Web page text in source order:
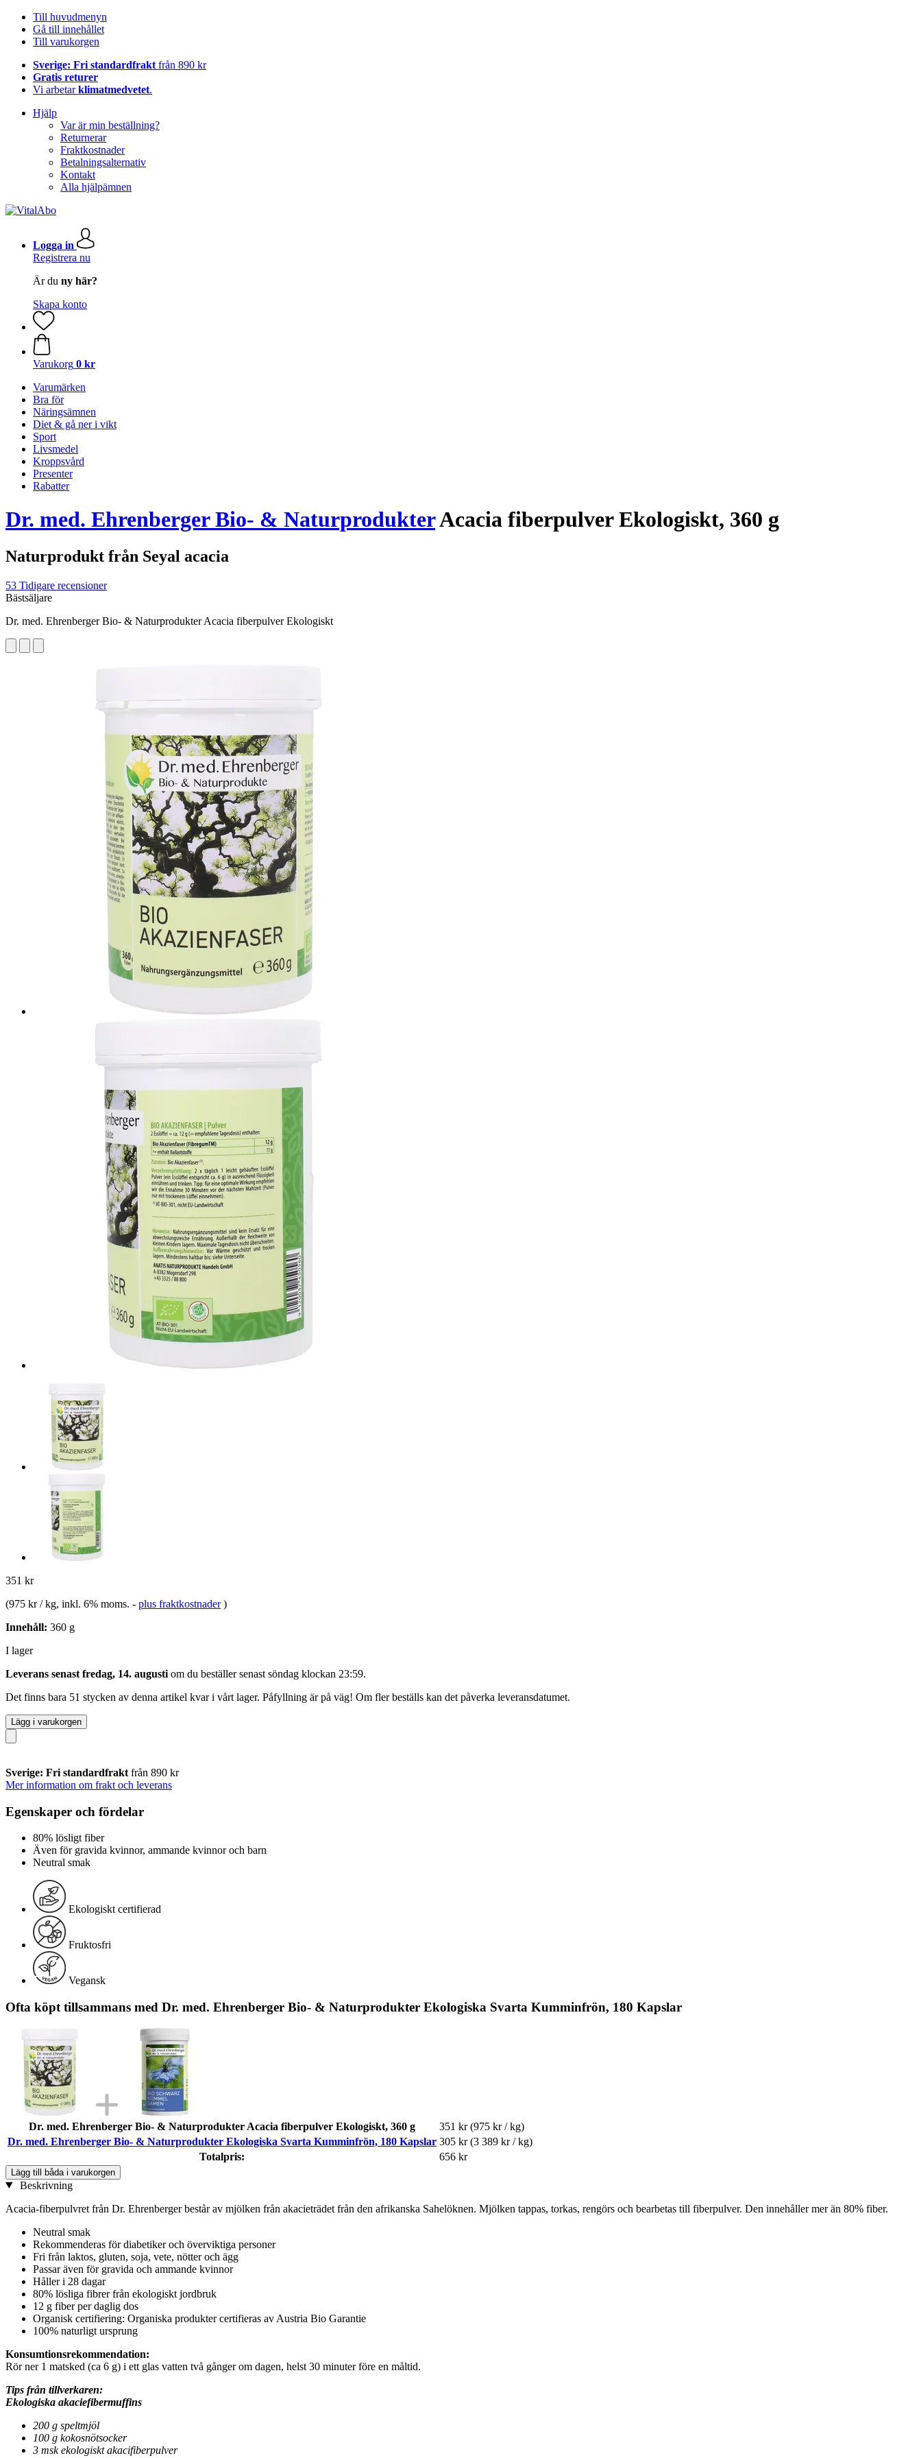
Till huvudmenyn
Gå till innehållet
Till varukorgen
Sverige: Fri standardfrakt från 890 kr
Gratis returer
Vi arbetarklimatmedvetet.
Hjälp
Var är min beställning?
Returnerar
Fraktkostnader
Betalningsalternativ
Kontakt
Alla hjälpämnen
Logga in
Registrera nu
Är du ny här?
Skapa konto
Varukorg 0 kr
Varumärken
Bra för
Näringsämnen
Diet & gå ner i vikt
Sport
Livsmedel
Kroppsvård
Presenter
Rabatter
Dr. med. Ehrenberger Bio- & NaturprodukterAcacia fiberpulver Ekologiskt, 360 g
Naturprodukt från Seyal acacia
53 Tidigare recensioner
Bästsäljare
Dr. med. Ehrenberger Bio- & Naturprodukter Acacia fiberpulver Ekologiskt
351 kr
(975 kr / kg, inkl. 6% moms. - plus fraktkostnader )
Innehåll: 360 g
I lager
Leverans senast fredag, 14. augusti om du beställer senast söndag klockan 23:59.
Det finns bara 51 stycken av denna artikel kvar i vårt lager. Påfyllning är på väg! Om fler beställs kan det påverka leveransdatumet.
Lägg i varukorgen
Sverige: Fri standardfrakt från 890 kr
Mer information om frakt och leverans
Egenskaper och fördelar
80% lösligt fiber
Även för gravida kvinnor, ammande kvinnor och barn
Neutral smak
Ekologiskt certifierad
Fruktosfri
Vegansk
Ofta köpt tillsammans med Dr. med. Ehrenberger Bio- & Naturprodukter Ekologiska Svarta Kumminfrön, 180 Kapslar
Dr. med. Ehrenberger Bio- & Naturprodukter Acacia fiberpulver Ekologiskt, 360 g 351 kr (975 kr / kg)
Dr. med. Ehrenberger Bio- & Naturprodukter Ekologiska Svarta Kumminfrön, 180 Kapslar 305 kr (3 389 kr / kg)
Totalpris:
656 kr
Lägg till båda i varukorgen
Beskrivning
Acacia-fiberpulvret från Dr. Ehrenberger består av mjölken från akacieträdet från den afrikanska Sahelöknen. Mjölken tappas, torkas, rengörs och bearbetas till fiberpulver. Den innehåller mer än 80% fiber.
Neutral smak
Rekommenderas för diabetiker och överviktiga personer
Fri från laktos, gluten, soja, vete, nötter och ägg
Passar även för gravida och ammande kvinnor
Håller i 28 dagar
80% lösliga fibrer från ekologiskt jordbruk
12 g fiber per daglig dos
Organisk certifiering: Organiska produkter certifieras av Austria Bio Garantie
100% naturligt ursprung
Konsumtionsrekommendation:
Rör ner 1 matsked (ca 6 g) i ett glas vatten två gånger om dagen, helst 30 minuter före en måltid.
Tips från tillverkaren:
Ekologiska akaciefibermuffins
200 g speltmjöl
100 g kokosnötsocker
3 msk ekologiskt akacifiberpulver